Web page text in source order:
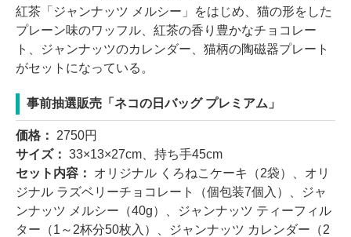
紅茶「ジャンナッツ メルシー」をはじめ、猫の形をした
プレーン味のワッフル、紅茶の香り豊かなチョコレー
ト、ジャンナッツのカレンダー、猫柄の陶磁器プレート
がセットになっている。
事前抽選販売「ネコの日バッグ プレミアム」
価格： 2750円
サイズ： 33×13×27cm、持ち手45cm
セット内容： オリジナル くろねこケーキ（2袋）、オリ
ジナル ラズベリーチョコレート（個包装7個入）、ジャ
ンナッツ メルシー（40g）、ジャンナッツ ティーフィル
ター（1～2杯分50枚入）、ジャンナッツ カレンダー（2